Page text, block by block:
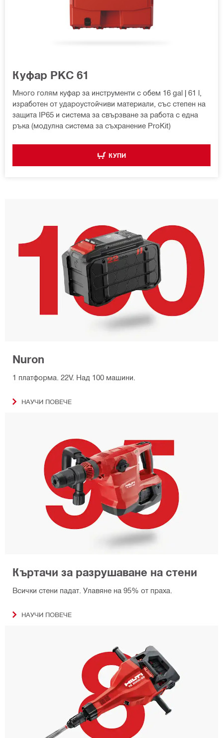
Куфар PKC 61
Много голям куфар за инструменти с обем 16 gal | 61 l,
изработен от удароустойчиви материали, със степен на
защита IP65 и система за свързване за работа с една
ръка (модулна система за съхранение ProKit)
КУПИ
Nuron
1 платформа. 22V. Над 100 машини.
НАУЧИ ПОВЕЧЕ
Къртачи за разрушаване на стени
Всички стени падат. Улавяне на 95% от праха.
НАУЧИ ПОВЕЧЕ